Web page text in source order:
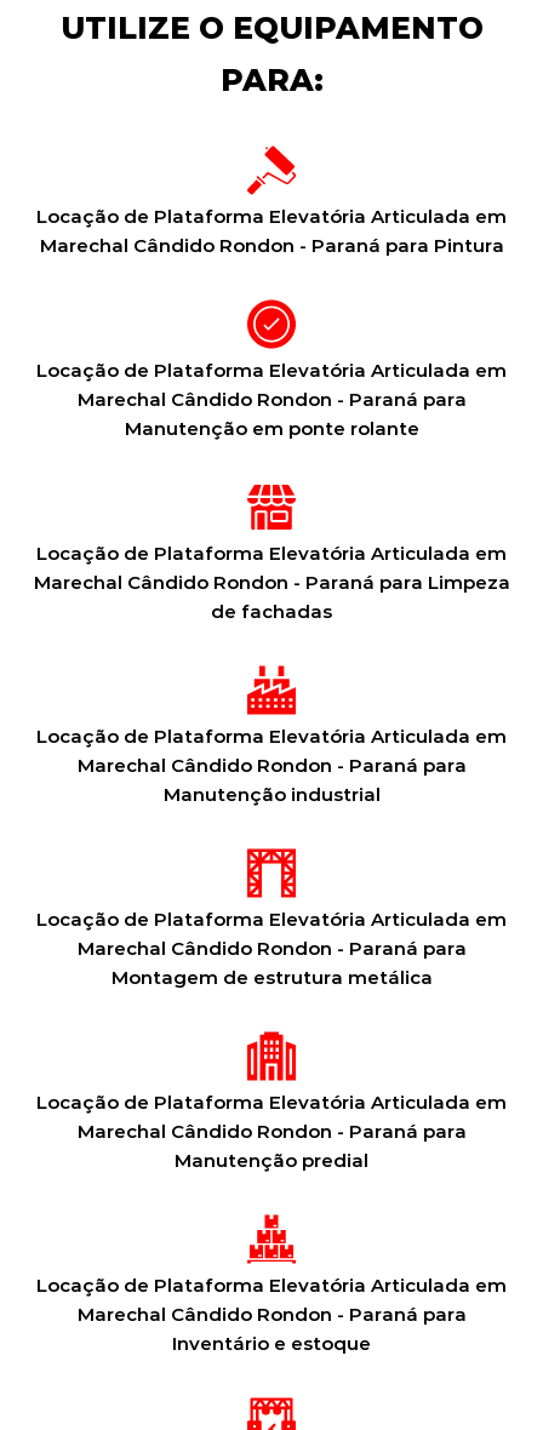
UTILIZE O EQUIPAMENTO
PARA:
Locação de Plataforma Elevatória Articulada em
Marechal Cândido Rondon - Paraná para Pintura
Locação de Plataforma Elevatória Articulada em
Marechal Cândido Rondon - Paraná para
Manutenção em ponte rolante
Locação de Plataforma Elevatória Articulada em
Marechal Cândido Rondon - Paraná para Limpeza
de fachadas
Locação de Plataforma Elevatória Articulada em
Marechal Cândido Rondon - Paraná para
Manutenção industrial
Locação de Plataforma Elevatória Articulada em
Marechal Cândido Rondon - Paraná para
Montagem de estrutura metálica
Locação de Plataforma Elevatória Articulada em
Marechal Cândido Rondon - Paraná para
Manutenção predial
Locação de Plataforma Elevatória Articulada em
Marechal Cândido Rondon - Paraná para
Inventário e estoque